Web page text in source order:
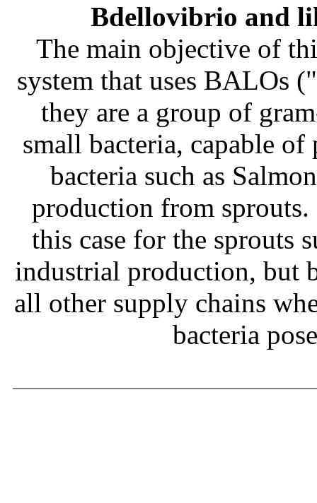
Bdellovibrio and
The main objective of
system that uses BALOs
they are a group of
small bacteria, capable
bacteria such as
production from
this case for the sprouts
industrial production, but
all other supply chains
bacteria